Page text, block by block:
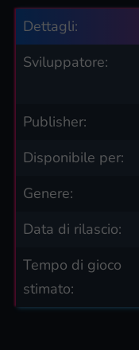
Dettagli:
Sviluppatore:
Publisher:
Disponibile per:
Genere:
Data di rilascio:
Tempo di gioco
stimato: